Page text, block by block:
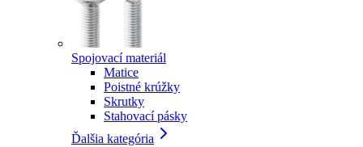
Spojovací materiál
Matice
Poistné krúžky
Skrutky
Stahovací pásky
Ďalšia kategória